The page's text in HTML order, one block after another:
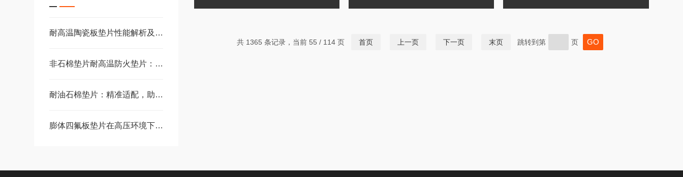
耐高温陶瓷板垫片性能解析及工业高温场景应用
非石棉垫片耐高温防火垫片：工业密封安全新选择
耐油石棉垫片：精准适配，助力设备稳定运行无泄漏
膨体四氟板垫片在高压环境下的应用
共 1365 条记录，当前 55 / 114 页 首页 上一页 下一页 末页 跳转到第 页